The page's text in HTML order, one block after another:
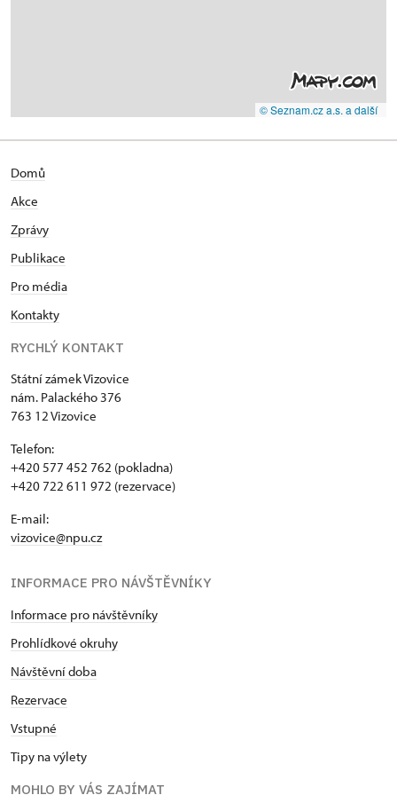
© Seznam.cz a.s. a další
Domů
Akce
Zprávy
Publikace
Pro média
Kontakty
RYCHLÝ KONTAKT
Státní zámek Vizovice
nám. Palackého 376
763 12 Vizovice
Telefon:
+420 577 452 762 (pokladna)
+420 722 611 972 (rezervace)
E-mail:
vizovice@npu.cz
INFORMACE PRO NÁVŠTĚVNÍKY
Informace pro návštěvníky
Prohlídkové okruhy
Návštěvní doba
Rezervace
Vstupné
Tipy na výlety
MOHLO BY VÁS ZAJÍMAT